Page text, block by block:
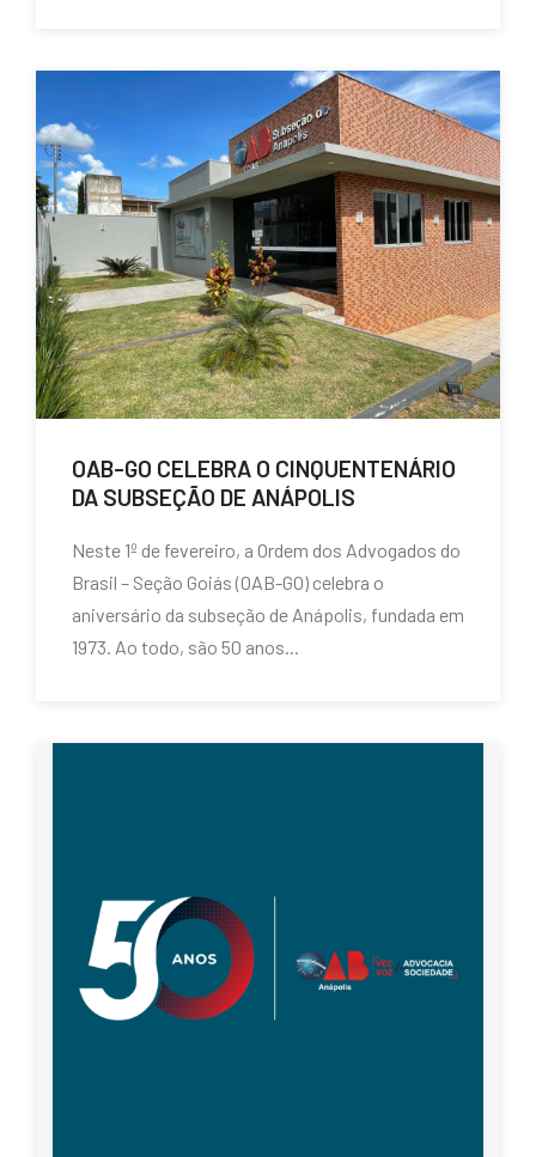
OAB-GO CELEBRA O CINQUENTENÁRIO
DA SUBSEÇÃO DE ANÁPOLIS
Neste 1º de fevereiro, a Ordem dos Advogados do
Brasil – Seção Goiás (OAB-GO) celebra o
aniversário da subseção de Anápolis, fundada em
1973. Ao todo, são 50 anos...